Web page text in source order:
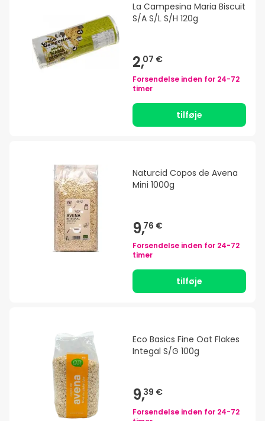
La Campesina Maria Biscuit
S/A S/L S/H 120g
2,07 €
Forsendelse inden for 24-72
timer
tilføje
Naturcid Copos de Avena
Mini 1000g
9,76 €
Forsendelse inden for 24-72
timer
tilføje
Eco Basics Fine Oat Flakes
Integal S/G 100g
9,39 €
Forsendelse inden for 24-72